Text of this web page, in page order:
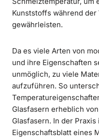
Kunststoffs während der
gewährleisten.
Da es viele Arten von
und ihre Eigenschaften
unmöglich, zu viele
aufzuführen. So
Glasfasern erheblich
Glasfasern. In der
Eigenschaftsblatt eines